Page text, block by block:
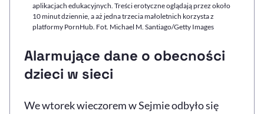
aplikacjach edukacyjnych. Treści erotyczne oglądają przez około
10 minut dziennie, a aż jedna trzecia małoletnich korzysta z
platformy PornHub. Fot. Michael M. Santiago/Getty Images
Alarmujące dane o obecności
dzieci w sieci
We wtorek wieczorem w Sejmie odbyło się